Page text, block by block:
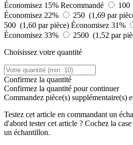
Économisez 15% Recommandé
100
Économisez 22%
250 (1,69 par
500 (1,60 par pièce) Économisez 31%
Économisez 33%
2500 (1,52 par
Choisissez votre quantité
Confirmez la quantité
Confirmez la quantité pour continuer
Commandez pièce(s) supplémentaire(s)
Testez cet article en commandant un
d'abord tester cet article ? Cochez la
un échantillon.